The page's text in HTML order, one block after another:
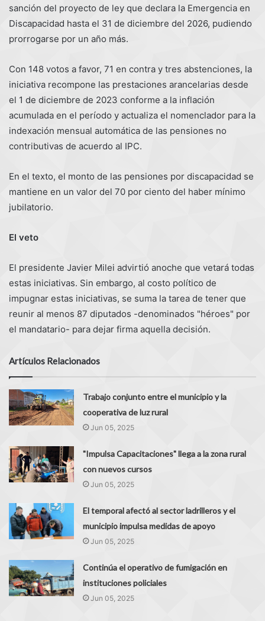
sanción del proyecto de ley que declara la Emergencia en
Discapacidad hasta el 31 de diciembre del 2026, pudiendo
prorrogarse por un año más.
Con 148 votos a favor, 71 en contra y tres abstenciones, la
iniciativa recompone las prestaciones arancelarias desde
el 1 de diciembre de 2023 conforme a la inflación
acumulada en el período y actualiza el nomenclador para la
indexación mensual automática de las pensiones no
contributivas de acuerdo al IPC.
En el texto, el monto de las pensiones por discapacidad se
mantiene en un valor del 70 por ciento del haber mínimo
jubilatorio.
El veto
El presidente Javier Milei advirtió anoche que vetará todas
estas iniciativas. Sin embargo, al costo político de
impugnar estas iniciativas, se suma la tarea de tener que
reunir al menos 87 diputados -denominados "héroes" por
el mandatario- para dejar firma aquella decisión.
Artículos Relacionados
Trabajo conjunto entre el municipio y la
cooperativa de luz rural
Jun 05, 2025
"Impulsa Capacitaciones" llega a la zona rural
con nuevos cursos
Jun 05, 2025
El temporal afectó al sector ladrilleros y el
municipio impulsa medidas de apoyo
Jun 05, 2025
Continúa el operativo de fumigación en
instituciones policiales
Jun 05, 2025